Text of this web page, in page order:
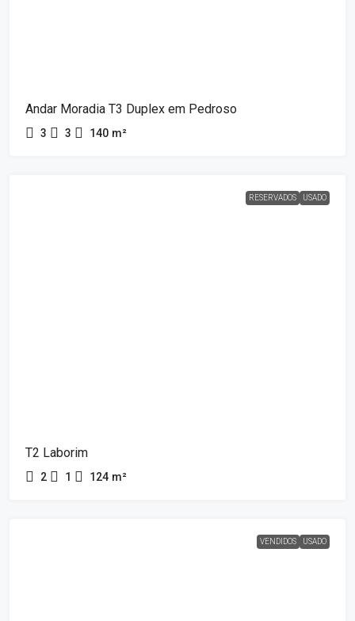
Andar Moradia T3 Duplex em Pedroso
3 3 140 m²
RESERVADOS USADO
T2 Laborim
2 1 124 m²
VENDIDOS USADO